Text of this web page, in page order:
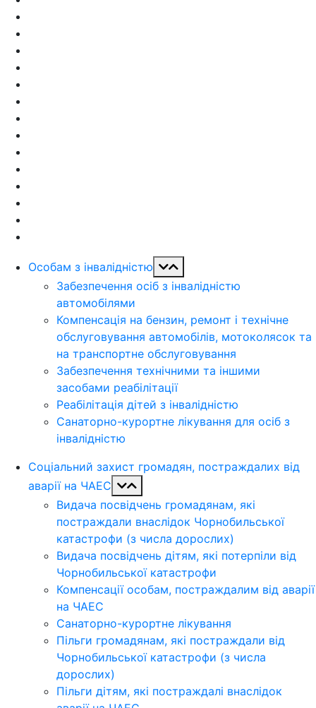
Особам з інвалідністю
Забезпечення осіб з інвалідністю
автомобілями
Компенсація на бензин, ремонт і технічне
обслуговування автомобілів, мотоколясок та
на транспортне обслуговування
Забезпечення технічними та іншими
засобами реабілітації
Реабілітація дітей з інвалідністю
Санаторно-курортне лікування для осіб з
інвалідністю
Соціальний захист громадян, постраждалих від
аварії на ЧАЕС
Видача посвідчень громадянам, які
постраждали внаслідок Чорнобильської
катастрофи (з числа дорослих)
Видача посвідчень дітям, які потерпіли від
Чорнобильської катастрофи
Компенсації особам, постраждалим від аварії
на ЧАЕС
Санаторно-курортне лікування
Пільги громадянам, які постраждали від
Чорнобильської катастрофи (з числа
дорослих)
Пільги дітям, які постраждалі внаслідок